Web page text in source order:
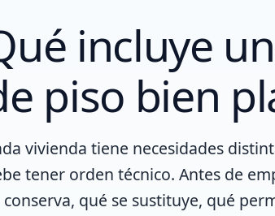
incluye
piso bien
vivienda tiene necesidades
tener orden técnico. Antes de
conserva, qué se sustituye, qué